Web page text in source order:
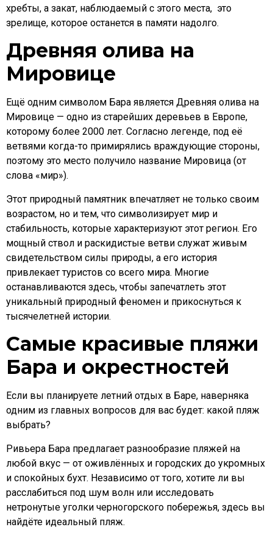
хребты, а закат, наблюдаемый с этого места, это
зрелище, которое останется в памяти надолго.
Древняя олива на
Мировице
Ещё одним символом Бара является Древняя олива на
Мировице — одно из старейших деревьев в Европе,
которому более 2000 лет. Согласно легенде, под её
ветвями когда-то примирялись враждующие стороны,
поэтому это место получило название Мировица (от
слова «мир»).
Этот природный памятник впечатляет не только своим
возрастом, но и тем, что символизирует мир и
стабильность, которые характеризуют этот регион. Его
мощный ствол и раскидистые ветви служат живым
свидетельством силы природы, а его история
привлекает туристов со всего мира. Многие
останавливаются здесь, чтобы запечатлеть этот
уникальный природный феномен и прикоснуться к
тысячелетней истории.
Самые красивые пляжи
Бара и окрестностей
Если вы планируете летний отдых в Баре, наверняка
одним из главных вопросов для вас будет: какой пляж
выбрать?
Ривьера Бара предлагает разнообразие пляжей на
любой вкус — от оживлённых и городских до укромных
и спокойных бухт. Независимо от того, хотите ли вы
расслабиться под шум волн или исследовать
нетронутые уголки черногорского побережья, здесь вы
найдёте идеальный пляж.